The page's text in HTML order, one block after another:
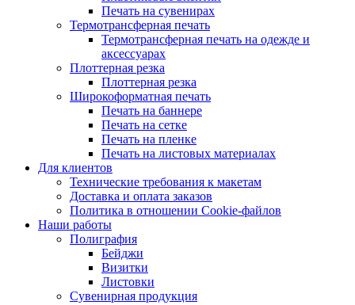
Печать на сувенирах
Термотрансферная печать
Термотрансферная печать на одежде и
аксессуарах
Плоттерная резка
Плоттерная резка
Широкоформатная печать
Печать на баннере
Печать на сетке
Печать на пленке
Печать на листовых материалах
Для клиентов
Технические требования к макетам
Доставка и оплата заказов
Политика в отношении Cookie-файлов
Наши работы
Полиграфия
Бейджи
Визитки
Листовки
Сувенирная продукция